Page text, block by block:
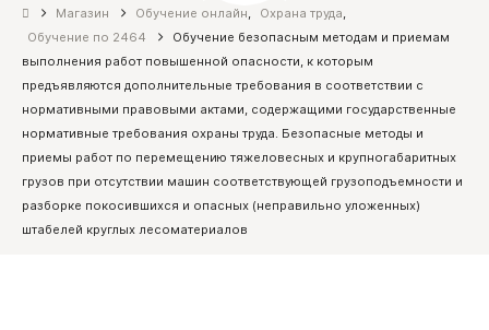
Магазин Обучение онлайн, Охрана труда,
Обучение по 2464
Обучение безопасным методам и приемам
выполнения работ повышенной опасности, к которым
предъявляются дополнительные требования в соответствии с
нормативными правовыми актами, содержащими государственные
нормативные требования охраны труда. Безопасные методы и
приемы работ по перемещению тяжеловесных и крупногабаритных
грузов при отсутствии машин соответствующей грузоподъемности и
разборке покосившихся и опасных (неправильно уложенных)
штабелей круглых лесоматериалов